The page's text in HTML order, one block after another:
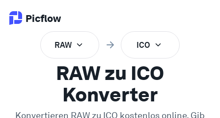
Picflow
Online Proofing
RAW ICO
RAW zu ICO
Konverter
Konvertieren RAW zu ICO kostenlos online. Gib